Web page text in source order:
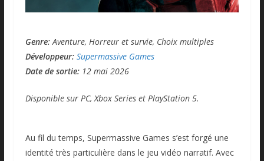
Genre:Aventure, Horreur et survie, Choix multiples
Développeur: Supermassive Games
Date de sortie:12 mai 2026
Disponible sur PC, Xbox Series et PlayStation 5.
Au fil du temps, Supermassive Games s’est forgé une
identité très particulière dans le jeu vidéo narratif. Avec